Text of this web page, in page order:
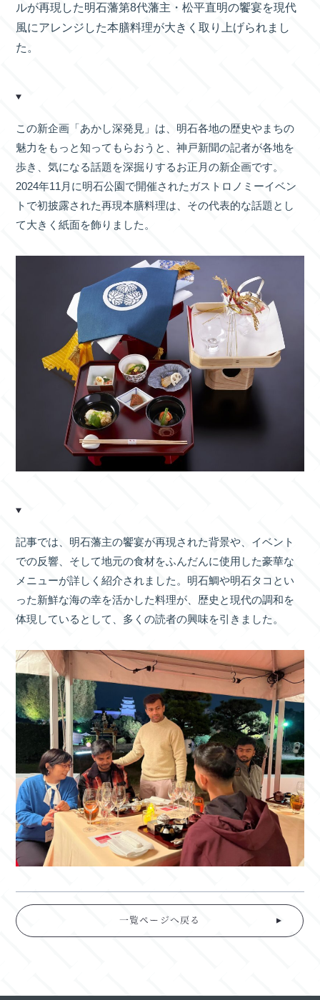
ルが再現した明石藩第8代藩主・松平直明の饗宴を現代
風にアレンジした本膳料理が大きく取り上げられまし
た。
この新企画「あかし深発見」は、明石各地の歴史やまちの
魅力をもっと知ってもらおうと、神戸新聞の記者が各地を
歩き、気になる話題を深掘りするお正月の新企画です。
2024年11月に明石公園で開催されたガストロノミーイベン
トで初披露された再現本膳料理は、その代表的な話題とし
て大きく紙面を飾りました。
記事では、明石藩主の饗宴が再現された背景や、イベント
での反響、そして地元の食材をふんだんに使用した豪華な
メニューが詳しく紹介されました。明石鯛や明石タコとい
った新鮮な海の幸を活かした料理が、歴史と現代の調和を
体現しているとして、多くの読者の興味を引きました。
一覧ページへ戻る